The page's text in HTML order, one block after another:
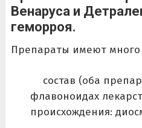
Венаруса и
геморроя.
Препараты имеют много
состав (оба
флавоноидах
происхождения: